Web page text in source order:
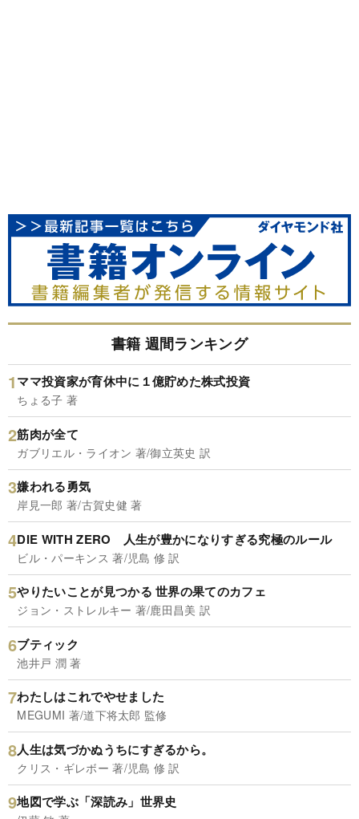
書籍 週間ランキング
ママ投資家が育休中に１億貯めた株式投資
ちょる子 著
筋肉が全て
ガブリエル・ライオン 著/御立英史 訳
嫌われる勇気
岸見一郎 著/古賀史健 著
DIE WITH ZERO 人生が豊かになりすぎる究極のルール
ビル・パーキンス 著/児島 修 訳
やりたいことが見つかる 世界の果てのカフェ
ジョン・ストレルキー 著/鹿田昌美 訳
ブティック
池井戸 潤 著
わたしはこれでやせました
MEGUMI 著/道下将太郎 監修
人生は気づかぬうちにすぎるから。
クリス・ギレボー 著/児島 修 訳
地図で学ぶ「深読み」世界史